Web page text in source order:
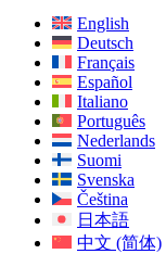
English
Deutsch
Français
Español
Italiano
Português
Nederlands
Suomi
Svenska
Čeština
日本語
中文 (简体)